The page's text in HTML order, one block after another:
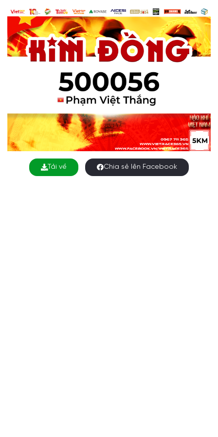
Tải về Chia sẻ lên Facebook